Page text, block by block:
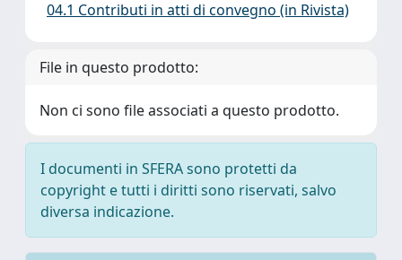
04.1 Contributi in atti di convegno (in Rivista)
File in questo prodotto:
Non ci sono file associati a questo prodotto.
I documenti in SFERA sono protetti da
copyright e tutti i diritti sono riservati, salvo
diversa indicazione.